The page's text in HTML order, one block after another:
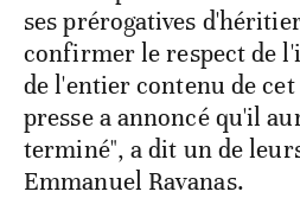
ses prérogatives
confirmer le respect de
de l'entier contenu de
presse a annoncé qu'il
terminé", a dit un de
Emmanuel Ravanas.